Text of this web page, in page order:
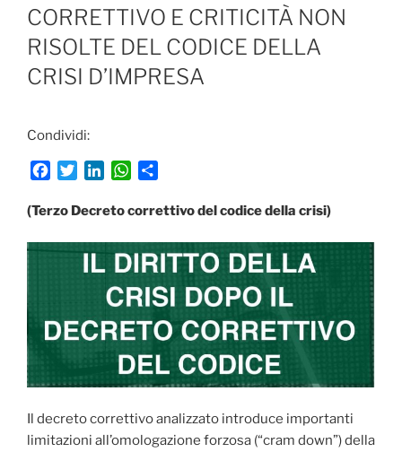
CORRETTIVO E CRITICITÀ NON
RISOLTE DEL CODICE DELLA
CRISI D’IMPRESA
Condividi:
c
b
i
t
e
n
e
d
I
n
W
a
s
A
p
p
n
i
v
i
d
i
(Terzo Decreto correttivo del codice della crisi)
Il decreto correttivo analizzato introduce importanti
limitazioni all’omologazione forzosa (“cram down”) della